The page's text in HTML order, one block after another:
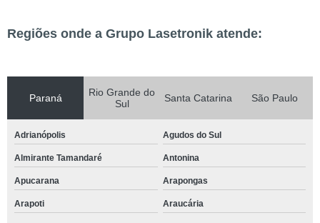
Regiões onde a Grupo Lasetronik atende:
Paraná
Rio Grande do
Sul
Santa Catarina São Paulo
Adrianópolis Agudos do Sul
Almirante Tamandaré Antonina
Apucarana Arapongas
Arapoti Araucária